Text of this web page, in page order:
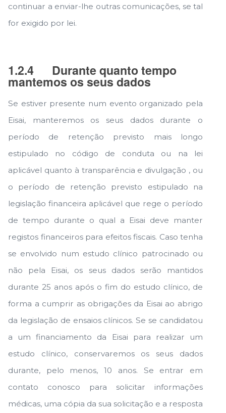
continuar a enviar-lhe outras comunicações, se tal
for exigido por lei.
1.2.4 Durante quanto tempo
mantemos os seus dados
Se estiver presente num evento organizado pela
Eisai, manteremos os seus dados durante o
período de retenção previsto mais longo
estipulado no código de conduta ou na lei
aplicável quanto à transparência e divulgação , ou
o período de retenção previsto estipulado na
legislação financeira aplicável que rege o período
de tempo durante o qual a Eisai deve manter
registos financeiros para efeitos fiscais. Caso tenha
se envolvido num estudo clínico patrocinado ou
não pela Eisai, os seus dados serão mantidos
durante 25 anos após o fim do estudo clínico, de
forma a cumprir as obrigações da Eisai ao abrigo
da legislação de ensaios clínicos. Se se candidatou
a um financiamento da Eisai para realizar um
estudo clínico, conservaremos os seus dados
durante, pelo menos, 10 anos. Se entrar em
contato conosco para solicitar informações
médicas, uma cópia da sua solicitação e a resposta